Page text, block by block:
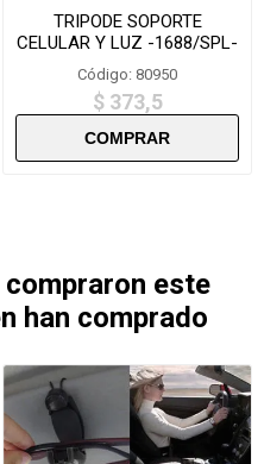
TRIPODE SOPORTE
CELULAR Y LUZ -1688/SPL-
Código: 80950
$ 373,5
este
han comprado